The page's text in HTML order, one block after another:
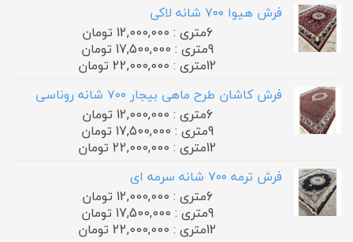
فرش هیوا ۷۰۰ شانه لاکی
6متری : 12,000,000 تومان
9متری : 17,500,000 تومان
12متری : 22,000,000 تومان
فرش کاشان طرح ماهی بیجار ۷۰۰ شانه روناسی
6متری : 12,000,000 تومان
9متری : 17,500,000 تومان
12متری : 22,000,000 تومان
فرش ترمه ۷۰۰ شانه سرمه ای
6متری : 12,000,000 تومان
9متری : 17,500,000 تومان
12متری : 22,000,000 تومان